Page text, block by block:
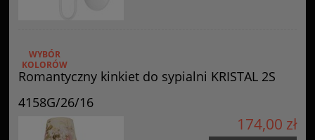
Romantyczny kinkiet do sypialni KRISTAL 2S
4158G/26/16
WYBÓR
KOLORÓW
174,00 zł